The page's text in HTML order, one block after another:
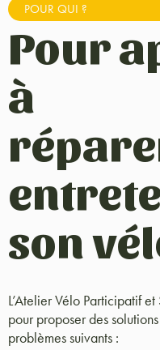
POUR QUI ?
Pour
à
son
L’Atelier Vélo Participatif
pour proposer des
problèmes suivants :